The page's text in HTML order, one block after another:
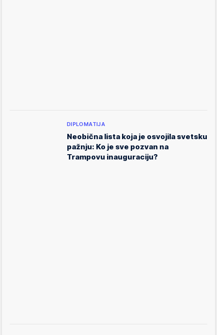
DIPLOMATIJA
Neobična lista koja je osvojila svetsku
pažnju: Ko je sve pozvan na
Trampovu inauguraciju?